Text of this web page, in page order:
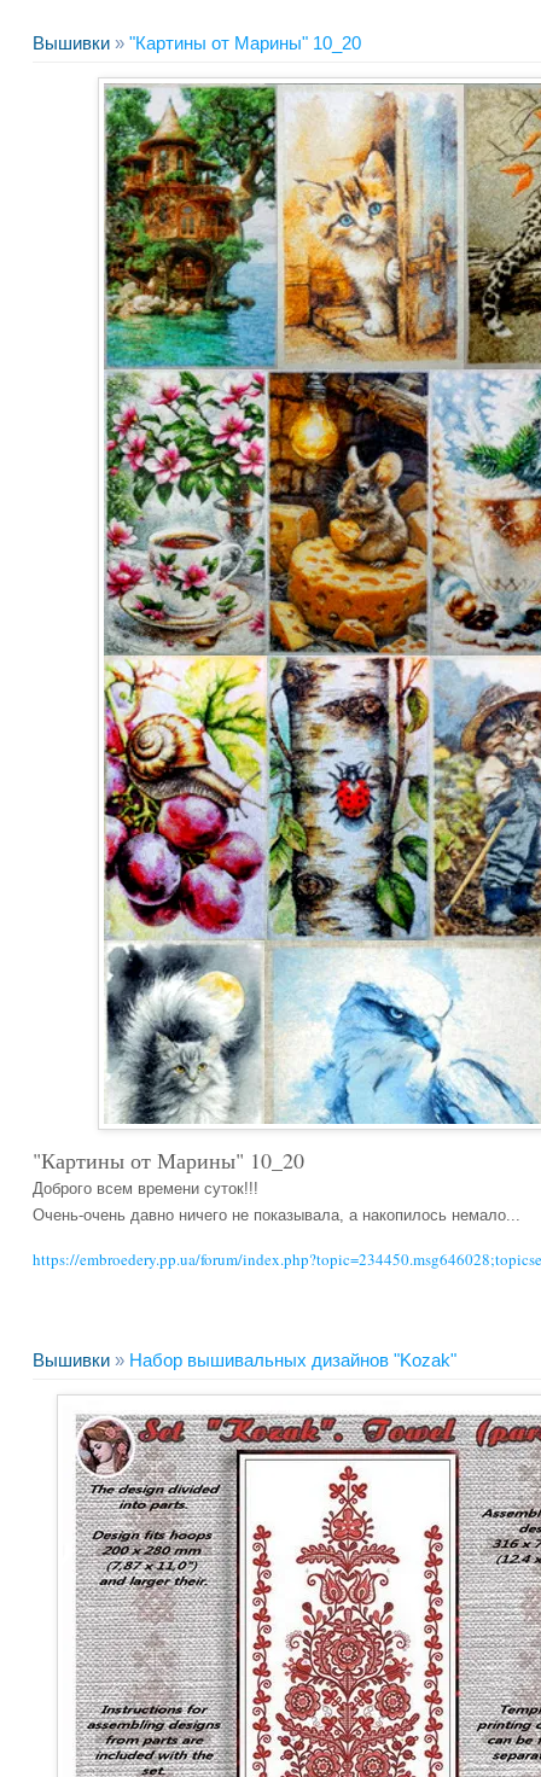
Вышивки » "Картины от Марины" 10_20
"Картины от Марины" 10_20
Доброго всем времени суток!!!
Очень-очень давно ничего не показывала, а накопилось немало...
https://embroedery.pp.ua/forum/
Вышивки » Набор вышивальных дизайнов "Kozak"